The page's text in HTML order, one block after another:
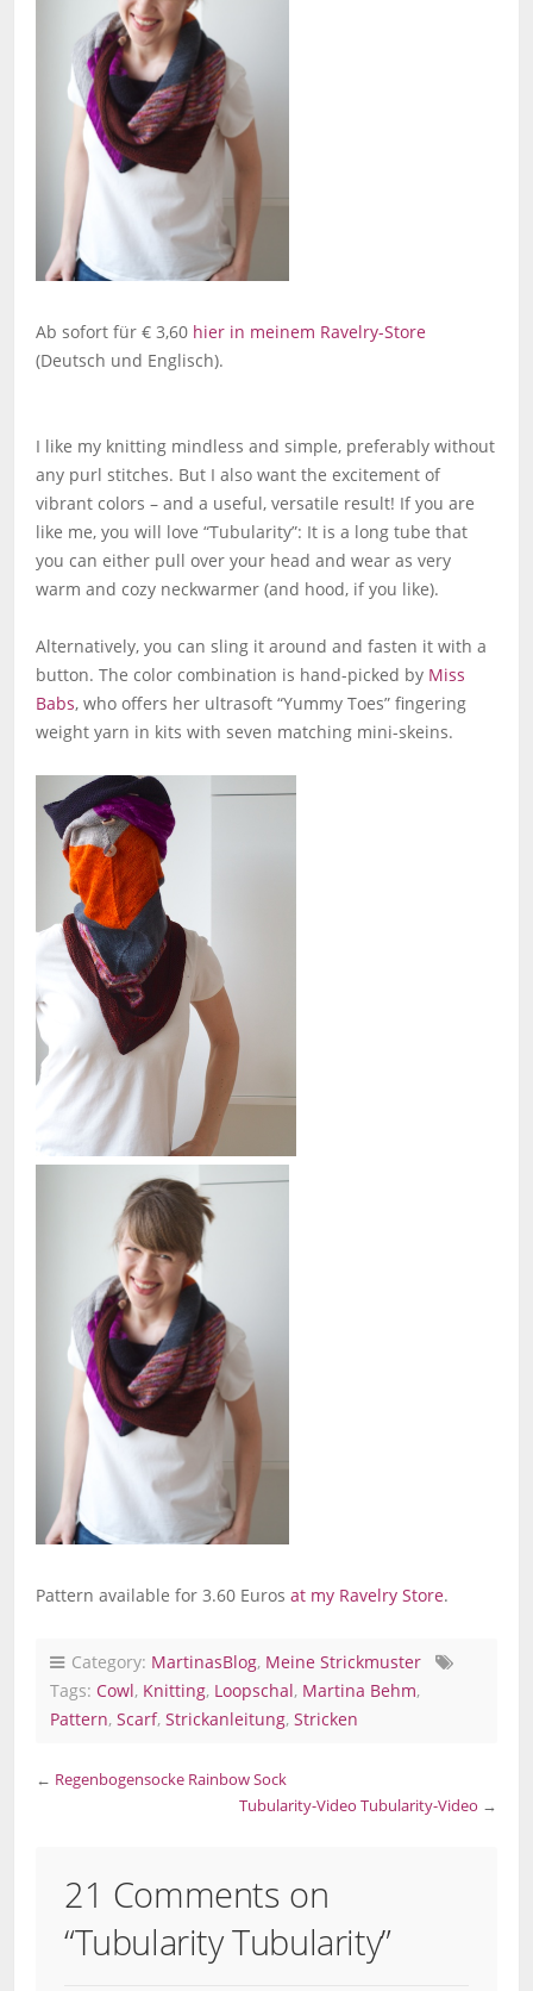
Ab sofort für € 3,60 hier in meinem Ravelry-Store
(Deutsch und Englisch).
I like my knitting mindless and simple, preferably without
any purl stitches. But I also want the excitement of
vibrant colors – and a useful, versatile result! If you are
like me, you will love “Tubularity”: It is a long tube that
you can either pull over your head and wear as very
warm and cozy neckwarmer (and hood, if you like).
Alternatively, you can sling it around and fasten it with a
button. The color combination is hand-picked by Miss
Babs, who offers her ultrasoft “Yummy Toes” fingering
weight yarn in kits with seven matching mini-skeins.
Pattern available for 3.60 Euros at my Ravelry Store.
Category: MartinasBlog, Meine Strickmuster
Tags: Cowl, Knitting, Loopschal, Martina Behm,
Pattern, Scarf, Strickanleitung, Stricken
← Regenbogensocke Rainbow Sock
Tubularity-Video Tubularity-Video →
21 Comments on
“TubularityTubularity”